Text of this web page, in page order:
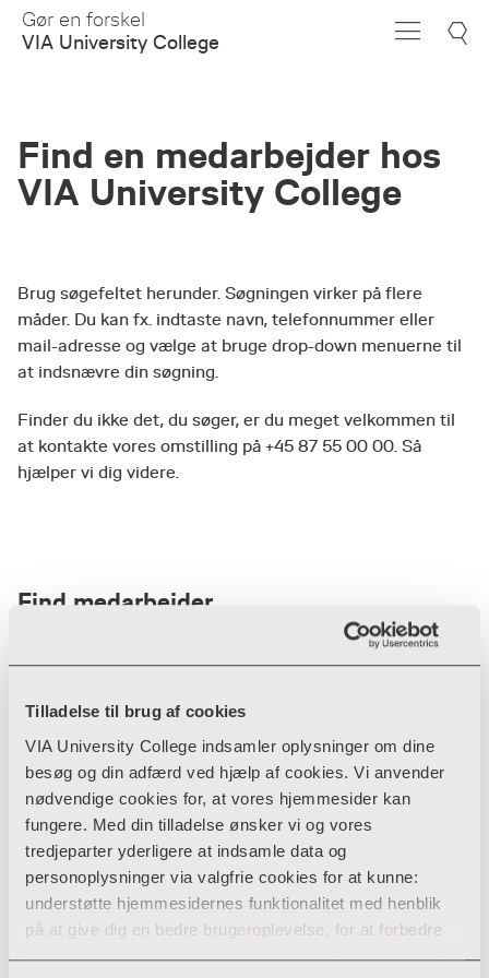
Tilladelse til brug af cookies
VIA University College indsamler oplysninger om dine
besøg og din adfærd ved hjælp af cookies. Vi anvender
nødvendige cookies for, at vores hjemmesider kan
fungere. Med din tilladelse ønsker vi og vores
tredjeparter yderligere at indsamle data og
personoplysninger via valgfrie cookies for at kunne:
understøtte hjemmesidernes funktionalitet med henblik
på at give dig en bedre brugeroplevelse, for at forbedre
vores hjemmesider og udarbejde statistik på baggrund af
Skip
Main
Gør en forskel
VIA University College
Find en medarbejder hos
VIA University College
Brug søgefeltet herunder. Søgningen virker på flere
måder. Du kan fx. indtaste navn, telefonnummer eller
mail-adresse og vælge at bruge drop-down menuerne til
at indsnævre din søgning.
Finder du ikke det, du søger, er du meget velkommen til
at kontakte vores omstilling på +45 87 55 00 00. Så
hjælper vi dig videre.
Find medarbejder
Filter
Ryd filtre
Din søgning gav desværre ikke noget resultat
Giv ikke op endnu!